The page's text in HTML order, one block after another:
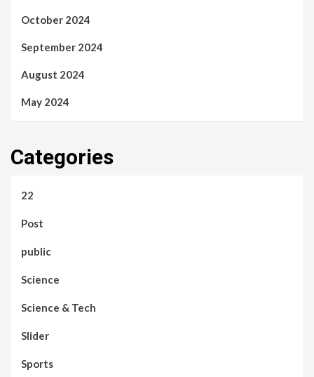
October 2024
September 2024
August 2024
May 2024
Categories
22
Post
public
Science
Science & Tech
Slider
Sports